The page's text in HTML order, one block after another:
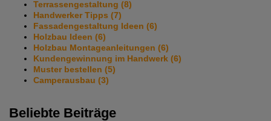
Terrassengestaltung (8)
Handwerker Tipps (7)
Fassadengestaltung Ideen (6)
Holzbau Ideen (6)
Holzbau Montageanleitungen (6)
Kundengewinnung im Handwerk (6)
Muster bestellen (5)
Camperausbau (3)
Beliebte Beiträge